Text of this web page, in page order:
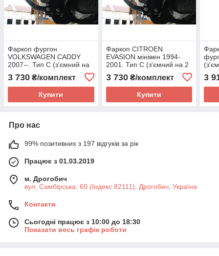
Фаркоп фургон
VOLKSWAGEN CADDY
2007--. Тип С (з'ємний на
3 730 ₴/комплект
Купити
Фаркоп CITROEN
EVASION мінівен 1994-
2001. Тип С (з'ємний на 2
3 730₴/комплект
Купити
3
Про нас
99% позитивних з 197 відгуків за рік
Працює з 01.03.2019
м. Дрогобич
вул. Самбірська, 60 (Індекс 82111), Дрогобич, Україна
Контакти
Сьогодні працює з 10:00 до 18:30
Показати весь графік роботи